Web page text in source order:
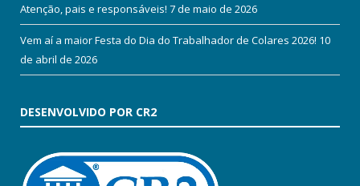
Atenção, pais e responsáveis! 7 de maio de 2026
Vem aí a maior Festa do Dia do Trabalhador de Colares 2026! 10
de abril de 2026
DESENVOLVIDO POR CR2